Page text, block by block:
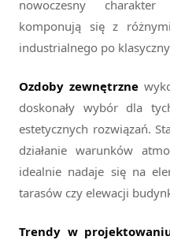
nowoczesny
komponują się z
industrialnego po
Ozdoby zewnętrzne
doskonały wybór dla
estetycznych rozwiązań.
działanie warunków
idealnie nadaje się na
tarasów czy elewacji
Trendy w